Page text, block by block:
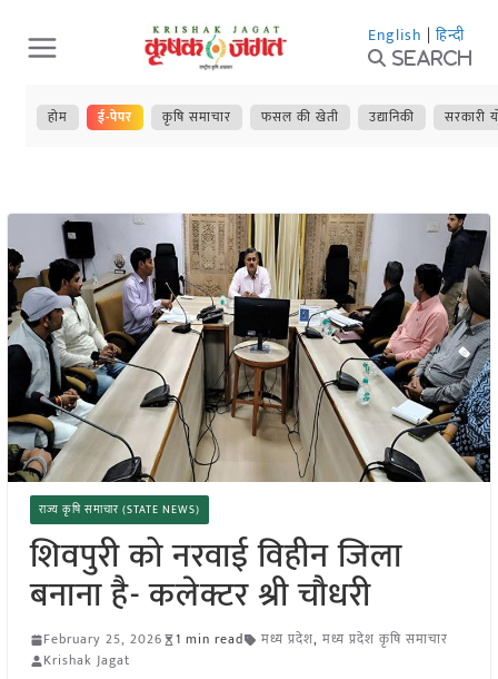
Skip
to
content
English | हिन्दी
Search
होम ई-पेपर कृषि समाचार फसल की खेती उद्यानिकी सरकारी
राज्य कृषि समाचार (STATE NEWS)
शिवपुरी को नरवाई विहीन जिला
बनाना है- कलेक्टर श्री चौधरी
February 25, 2026 1 min read मध्य प्रदेश, मध्य प्रदेश कृषि समाचार
Krishak Jagat